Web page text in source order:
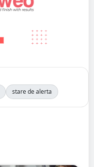
stare de alerta